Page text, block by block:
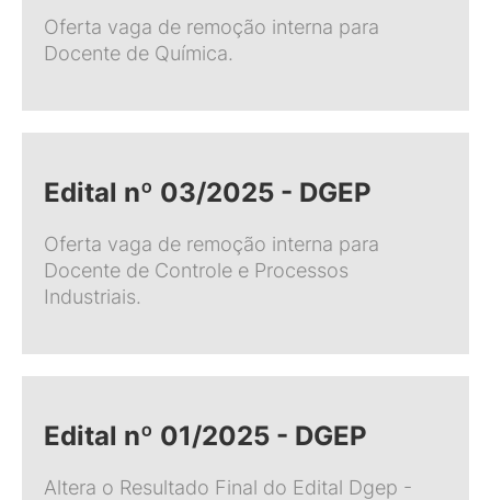
Oferta vaga de remoção interna para
Docente de Química.
Edital nº 03/2025 - DGEP
Oferta vaga de remoção interna para
Docente de Controle e Processos
Industriais.
Edital nº 01/2025 - DGEP
Altera o Resultado Final do Edital Dgep -